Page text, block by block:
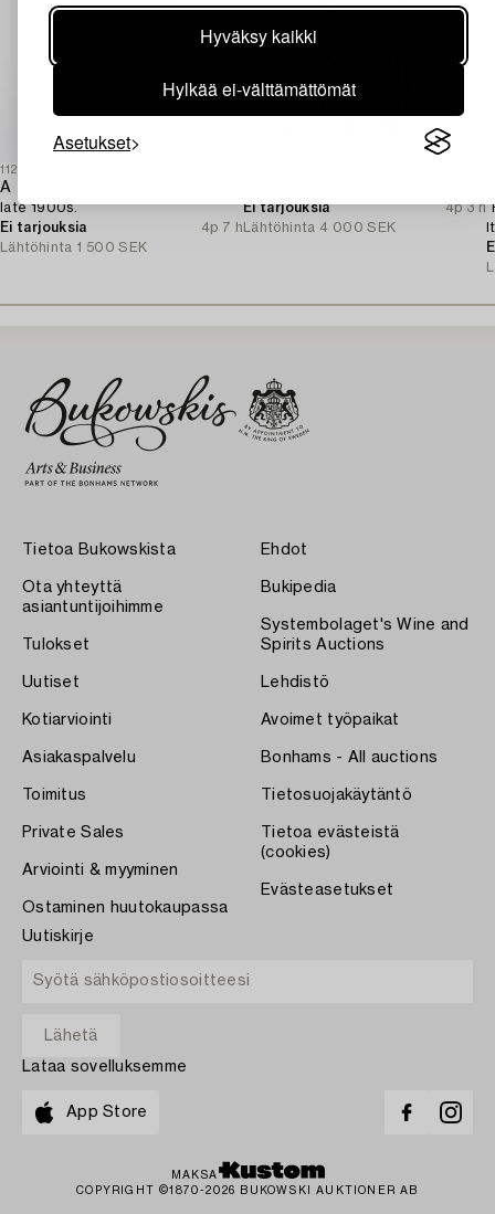
Hyväksy kaikki
Hylkää ei-välttämättömät
Asetukset
1129427
A table lamp,
late 1900s.
Ei tarjouksia
4p 7 h
Lähtöhinta 1 500 SEK
Ei tarjouksia
4p 3 h
Lähtöhinta 4 000 SEK
Tietoa Bukowskista
Ota yhteyttä
asiantuntijoihimme
Tulokset
Uutiset
Kotiarviointi
Asiakaspalvelu
Toimitus
Private Sales
Arviointi & myyminen
Ostaminen huutokaupassa
Ehdot
Bukipedia
Systembolaget's Wine and
Spirits Auctions
Lehdistö
Avoimet työpaikat
Bonhams - All auctions
Tietosuojakäytäntö
Tietoa evästeistä
(cookies)
Evästeasetukset
Uutiskirje
Lataa sovelluksemme
App Store
MAKSA
COPYRIGHT ©1870-2026 BUKOWSKI AUKTIONER AB